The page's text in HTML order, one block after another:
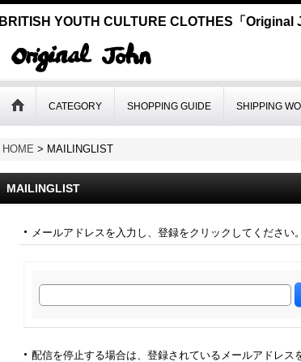
BRITISH YOUTH CULTURE CLOTHES「
CATEGORY SHOPPING GUIDE SHIPPING
HOME > MAILINGLIST
MAILINGLIST
メールアドレスを入力し、登録をクリックしてください。
配信を停止する場合は、登録されているメールアドレス